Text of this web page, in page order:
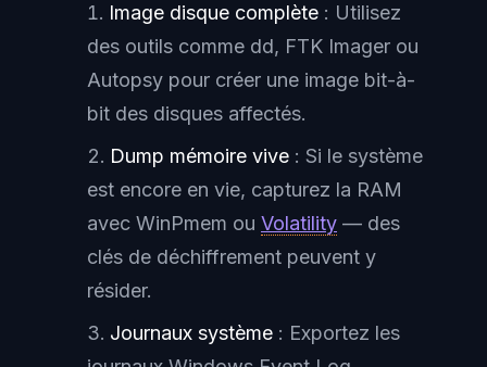
Image disque complète : Utilisez
des outils comme dd, FTK Imager ou
Autopsy pour créer une image bit-à-
bit des disques affectés.
Dump mémoire vive : Si le système
est encore en vie, capturez la RAM
avec WinPmem ou Volatility — des
clés de déchiffrement peuvent y
résider.
Journaux système : Exportez les